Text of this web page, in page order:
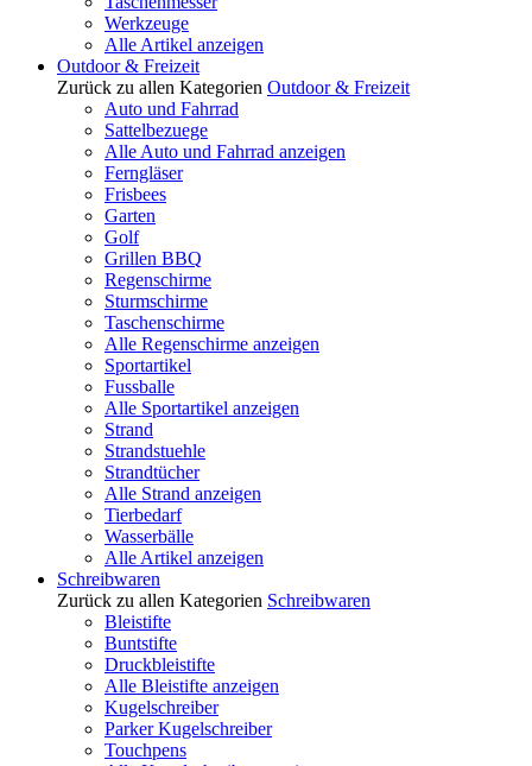
Werkzeuge
Alle Artikel anzeigen
Outdoor & Freizeit
Zurück zu allen Kategorien Outdoor & Freizeit
Auto und Fahrrad
Sattelbezuege
Alle Auto und Fahrrad anzeigen
Ferngläser
Frisbees
Garten
Golf
Grillen BBQ
Regenschirme
Sturmschirme
Taschenschirme
Alle Regenschirme anzeigen
Sportartikel
Fussballe
Alle Sportartikel anzeigen
Strand
Strandstuehle
Strandtücher
Alle Strand anzeigen
Tierbedarf
Wasserbälle
Alle Artikel anzeigen
Schreibwaren
Zurück zu allen Kategorien Schreibwaren
Bleistifte
Buntstifte
Druckbleistifte
Alle Bleistifte anzeigen
Kugelschreiber
Parker Kugelschreiber
Touchpens